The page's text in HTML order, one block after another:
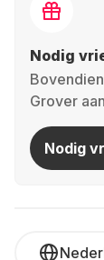
Nodig
Grover
Nodig